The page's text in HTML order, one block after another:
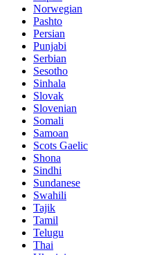
Norwegian
Pashto
Persian
Punjabi
Serbian
Sesotho
Sinhala
Slovak
Slovenian
Somali
Samoan
Scots Gaelic
Shona
Sindhi
Sundanese
Swahili
Tajik
Tamil
Telugu
Thai